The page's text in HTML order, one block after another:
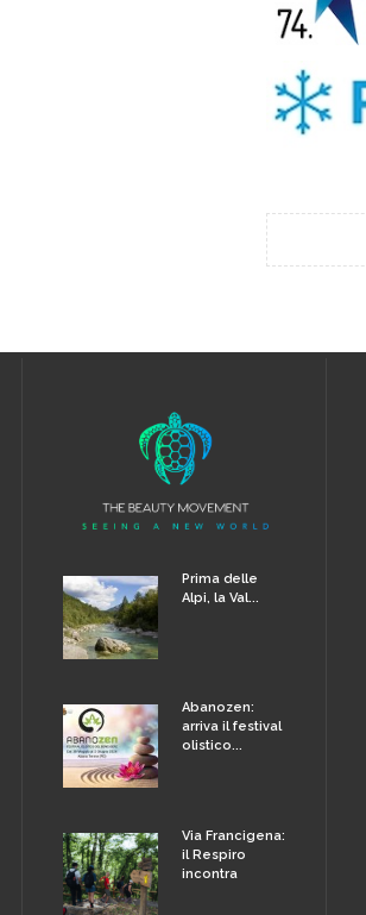
Prima delle
Alpi, la Val...
Abanozen:
arriva il festival
olistico...
Via Francigena:
il Respiro
incontra